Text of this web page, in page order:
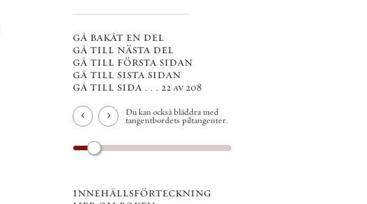
gå bakåt en del
gå till nästa del
gå till första sidan
gå till sista sidan
gå till sida . . . 22 av 208
Du kan också bläddra med
tangentbordets piltangenter.
innehållsförteckning